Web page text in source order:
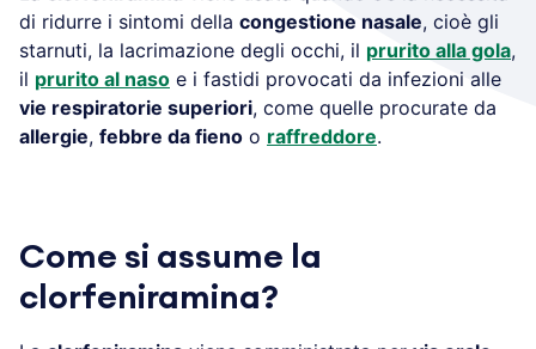
di ridurre i sintomi della congestione nasale, cioè gli
starnuti, la lacrimazione degli occhi, il prurito alla gola,
il prurito al naso e i fastidi provocati da infezioni alle
vie respiratorie superiori, come quelle procurate da
allergie, febbre da fieno o raffreddore.
Come si assume la
clorfeniramina?